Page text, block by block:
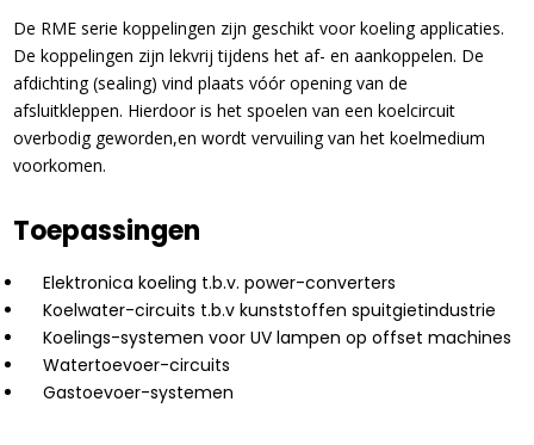
De RME serie koppelingen zijn geschikt voor koeling applicaties.
De koppelingen zijn lekvrij tijdens het af- en aankoppelen. De
afdichting (sealing) vind plaats vóór opening van de
afsluitkleppen. Hierdoor is het spoelen van een koelcircuit
overbodig geworden,en wordt vervuiling van het koelmedium
voorkomen.
Toepassingen
Elektronica koeling t.b.v. power-converters
Koelwater-circuits t.b.v kunststoffen spuitgietindustrie
Koelings-systemen voor UV lampen op offset machines
Watertoevoer-circuits
Gastoevoer-systemen